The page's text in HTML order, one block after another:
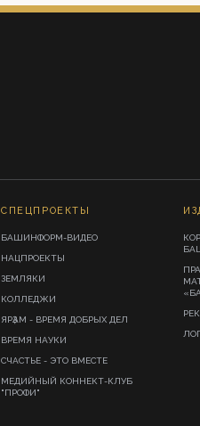
СПЕЦПРОЕКТЫ
БАШИНФОРМ-ВИДЕО
НАЦПРОЕКТЫ
ЗЕМЛЯКИ
КОЛЛЕДЖИ
ЯРҘАМ - ВРЕМЯ ДОБРЫХ ДЕЛ
ВРЕМЯ НАУКИ
СЧАСТЬЕ - ЭТО ВМЕСТЕ
МЕДИЙНЫЙ КОННЕКТ-КЛУБ
"ПРОФИ"